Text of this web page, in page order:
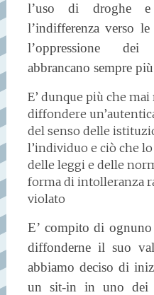
l’uso di droghe e
l’indifferenza verso
l’oppressione
abbrancano sempre
E’ dunque più che
diffondere
del senso delle
l’individuo e ciò che
delle leggi e delle
forma di intolleranza
violato
E’ compito di
diffonderne il suo
abbiamo deciso di
un sit-in in uno